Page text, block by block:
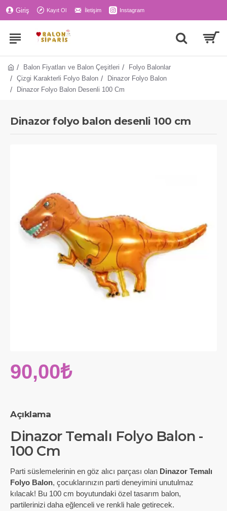
Giriş Kayıt Ol İletişim Instagram
Balon Fiyatları ve Balon Çeşitleri
Folyo Balonlar
Çizgi Karakterli Folyo Balon
Dinazor Folyo Balon
Dinazor Folyo Balon Desenli 100 Cm
Dinazor folyo balon desenli 100 cm
Açıklama
Dinazor Temalı Folyo Balon -
100 Cm
Parti süslemelerinin en göz alıcı parçası olan Dinazor Temalı
Folyo Balon, çocuklarınızın parti deneyimini unutulmaz
kılacak! Bu 100 cm boyutundaki özel tasarım balon,
partilerinizi daha eğlenceli ve renkli hale getirecek.
90,00₺